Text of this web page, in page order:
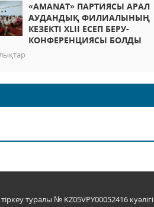
«AMANAT» ПАРТИЯСЫ АРАЛ
АУДАНДЫҚ ФИЛИАЛЫНЫҢ
КЕЗЕКТІ XLII ЕСЕП БЕРУ-
КОНФЕРЕНЦИЯСЫ БОЛДЫ
туралы № KZ05VPY00052416 куәлігі